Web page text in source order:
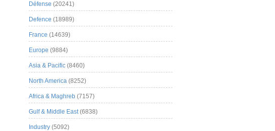
Défense (20241)
Defence (18989)
France (14639)
Europe (9884)
Asia & Pacific (8460)
North America (8252)
Africa & Maghreb (7157)
Gulf & Middle East(6838)
Industry (5092)